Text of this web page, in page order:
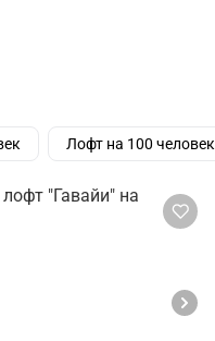
Лофт на 100 человек